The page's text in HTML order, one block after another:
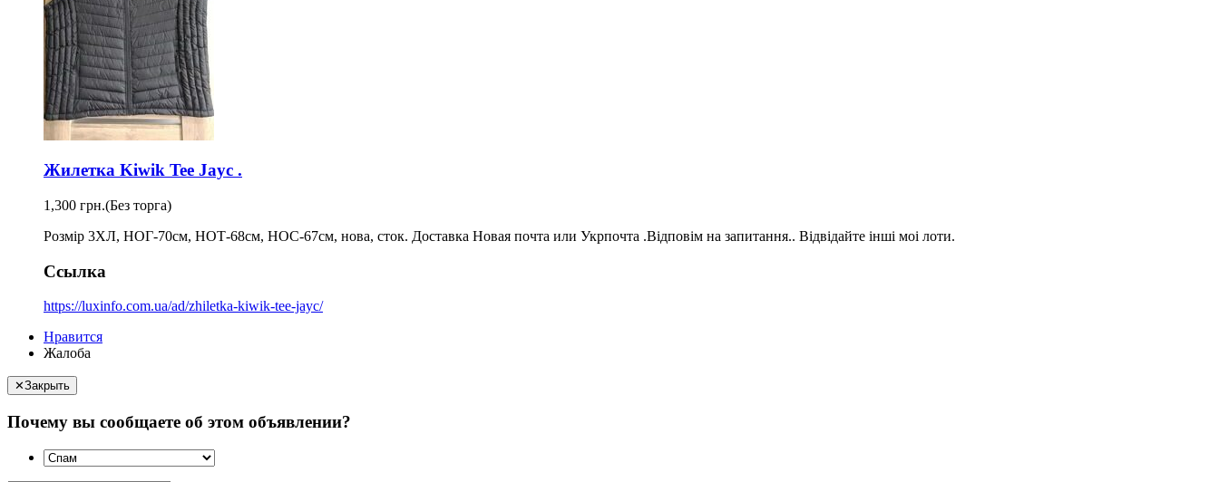
Жилетка Kiwik Tee Jayc .
1,300 грн.(Без торга)
Розмір 3ХЛ, НОГ-70см, НОТ-68см, НОС-67см, нова, сток. Доставка Новая почта или Укрпочта .Відповім на запитання.. Відвідайте інші моі лоти.
Ссылка
https://luxinfo.com.ua/ad/zhiletka-kiwik-tee-jayc/
Нравится
Жалоба
✕Закрыть
Почему вы сообщаете об этом объявлении?